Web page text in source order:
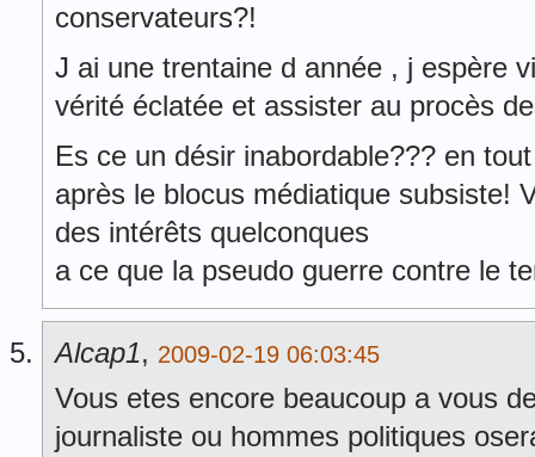
conservateurs?!
J ai une trentaine d année , j espère
vérité éclatée et assister au procès
Es ce un désir inabordable??? en
après le blocus médiatique subsiste!
des intérêts quelconques
a ce que la pseudo guerre contre le
Alcap1, 2009-02-19 06:03:45
Vous etes encore beaucoup a vous
journaliste ou hommes politiques